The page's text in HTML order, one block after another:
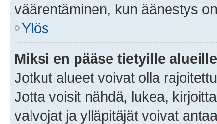
väärentäminen, kun äänestys
Ylös
Miksi en pääse tietyille
Jotkut alueet voivat olla
Jotta voisit nähdä, lukea,
valvojat ja ylläpitäjät voivat